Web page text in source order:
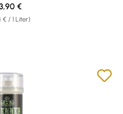
€ / 1 Liter)
Preis:
€